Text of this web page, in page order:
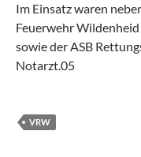
Im Einsatz waren
Feuerwehr
sowie der ASB
Notarzt.05
VRW